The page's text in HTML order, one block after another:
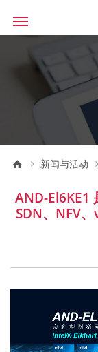
新闻与活动
AND-El6KE1
SDN、NFV